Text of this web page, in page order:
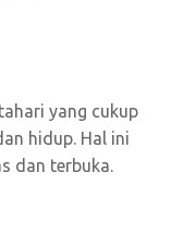
yang cukup
hidup. Hal ini
dan terbuka.